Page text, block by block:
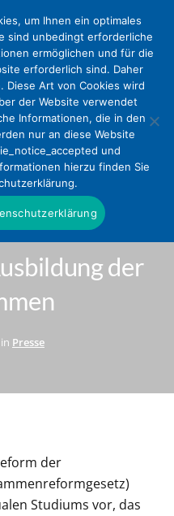
und
für die
der
Presse
der
Studiums vor, das
um Ihnen ein optimales
sind unbedingt erforderliche
ermöglichen und für die
erforderlich sind. Daher
Diese Art von Cookies wird
der Website verwendet
Informationen, die in den
nur an diese Website
und
hierzu finden Sie